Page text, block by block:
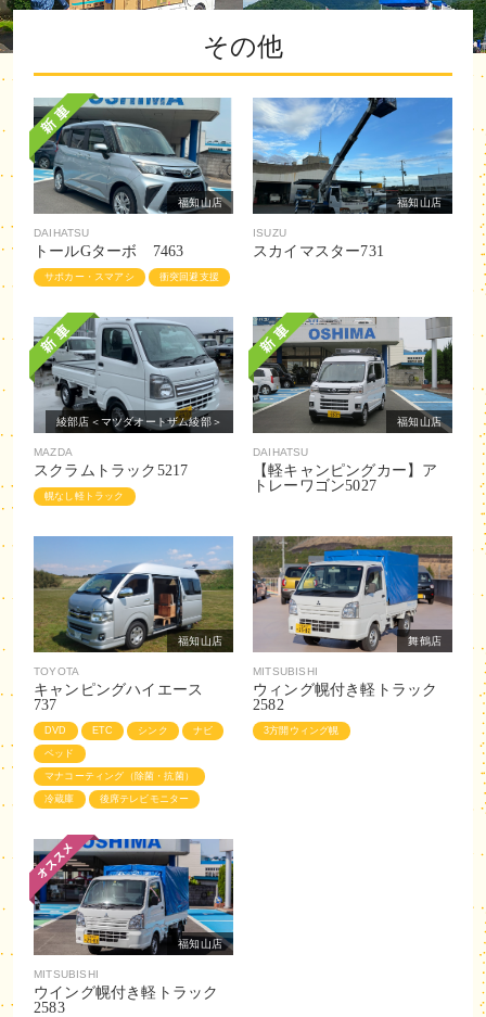
その他
福知山店
DAIHATSU
トールGターボ 7463
サポカー・スマアシ 衝突回避支援
福知山店
ISUZU
スカイマスター731
綾部店＜マツダオートザム綾部＞
MAZDA
スクラムトラック5217
幌なし軽トラック
福知山店
DAIHATSU
【軽キャンピングカー】ア
トレーワゴン5027
福知山店
TOYOTA
キャンピングハイエース
737
DVD ETC シンク ナビ
ベッド
マナコーティング（除菌・抗菌）
冷蔵庫 後席テレビモニター
舞鶴店
MITSUBISHI
ウィング幌付き軽トラック
2582
3方開ウィング幌
福知山店
MITSUBISHI
ウイング幌付き軽トラック
2583